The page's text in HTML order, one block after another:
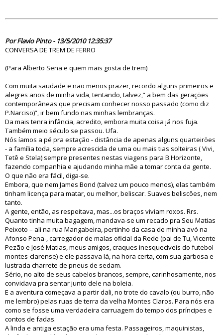
Por Flavio Pinto - 13/5/2010 12:35:37
CONVERSA DE TREM DE FERRO
(Para Alberto Sena e quem mais gosta de trem)
Com muita saudade e não menos prazer, recordo alguns primeiros e
alegres anos de minha vida, tentando, talvez,” a bem das gerações
contemporâneas que precisam conhecer nosso passado (como diz
P.Narciso)”, ir bem fundo nas minhas lembranças.
Da mais tenra infância, acredito, embora muita coisa já nos fuja.
Também meio século se passou. Ufa.
Nós íamos a pé pra estação - distância de apenas alguns quarteirões
- a família toda, sempre acrescida de uma ou mais tias solteiras ( Vivi,
Tetê e Stela) sempre presentes nestas viagens para B.Horizonte,
fazendo companhia e ajudando minha mãe a tomar conta da gente.
O que não era fácil, diga-se.
Embora, que nem James Bond (talvez um pouco menos), elas também
tinham licença para matar, ou melhor, beliscar. Suaves beliscões, nem
tanto.
A gente, então, as respeitava, mas...os braços viviam roxos. Rrs.
Quanto tinha muita bagagem, mandava-se um recado pra Seu Matias
Peixoto – ali na rua Mangabeira, pertinho da casa de minha avó na
Afonso Pena-, carregador de malas oficial da Rede (pai de Tu, Vicente
Pezão e José Matias, meus amigos, craques inesquecíveis do futebol
montes-clarense) e ele passava lá, na hora certa, com sua garbosa e
lustrada charrete de pneus de sedam.
Sério, no alto de seus cabelos brancos, sempre, carinhosamente, nos
convidava pra sentar junto dele na boleia.
E a aventura começava a partir dali, no trote do cavalo (ou burro, não
me lembro) pelas ruas de terra da velha Montes Claros. Para nós era
como se fosse uma verdadeira carruagem do tempo dos príncipes e
contos de fadas.
A linda e antiga estação era uma festa. Passageiros, maquinistas,